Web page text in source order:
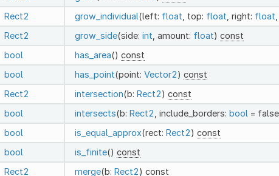
Rect2
grow_individual(left: float , top: float , right: float
Rect2
grow_side(side: int , amount: float) const
bool
has_area() const
bool
has_point(point: Vector2) const
Rect2
intersection(b: Rect2) const
bool
intersects(b: Rect2 , include_borders: bool =
bool
is_equal_approx(rect: Rect2) const
bool
is_finite() const
Rect2
merge(b: Rect2) const